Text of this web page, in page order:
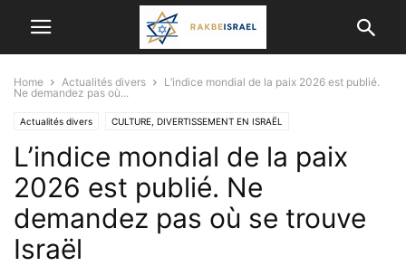
Home Actualités divers
L’indice mondial de la paix 2026 est publié.
Ne demandez pas où...
Actualités divers CULTURE, DIVERTISSEMENT EN ISRAËL
ISRAËL ET LES AUTRES PAYS VIE EN ISRAËL
L’indice mondial de la paix
2026 est publié. Ne
demandez pas où se trouve
Israël